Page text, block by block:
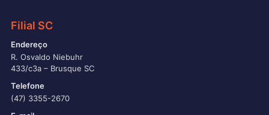
Filial SC
Endereço
R. Osvaldo Niebuhr
433/c3a – Brusque SC
Telefone
(47) 3355-2670